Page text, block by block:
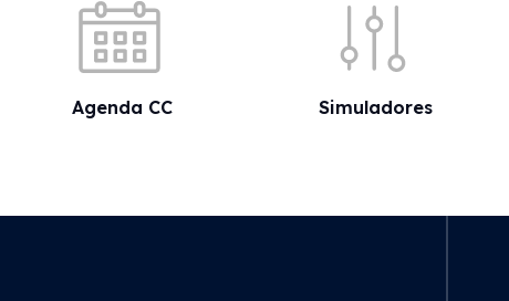
Agenda CC Simuladores